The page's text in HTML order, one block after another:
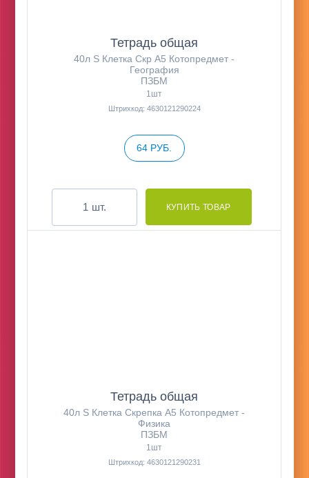
Тетрадь общая
40л S Клетка Скр А5 Котопредмет -
География
ПЗБМ
1шт
Штрихкод: 4630121290224
64 РУБ.
шт.
Тетрадь общая
40л S Клетка Скрепка А5 Котопредмет -
Физика
ПЗБМ
1шт
Штрихкод: 4630121290231